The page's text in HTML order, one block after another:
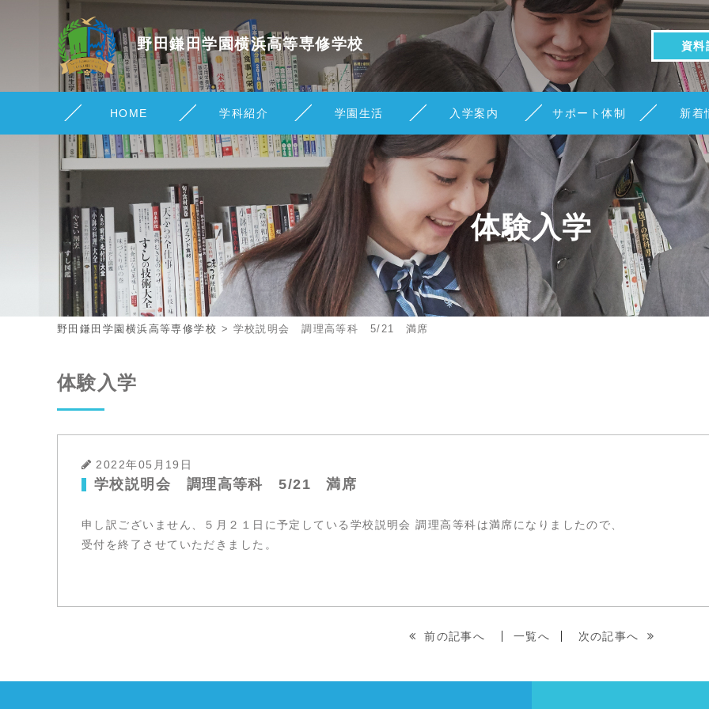
野田鎌田学園横浜高等専修学校 資料
HOME 学科紹介 学園生活 入学案内 サポート体制 新着
体験入学
野田鎌田学園横浜高等専修学校 > 学校説明会 調理高等科 5/21 満席
体験入学
2022年05月19日
学校説明会 調理高等科 5/21 満席
申し訳ございません、５月２１日に予定している学校説明会 調理高等科は満席になりましたので、
受付を終了させていただきました。
前の記事へ 一覧へ 次の記事へ